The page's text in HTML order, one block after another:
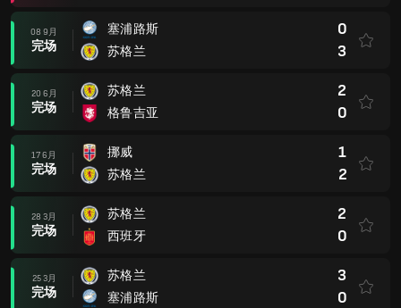
08 9月
完场
塞浦路斯
苏格兰
0
3
20 6月
完场
苏格兰
格鲁吉亚
2
0
17 6月
完场
挪威
苏格兰
1
2
28 3月
完场
苏格兰
西班牙
2
0
25 3月
完场
苏格兰
塞浦路斯
3
0